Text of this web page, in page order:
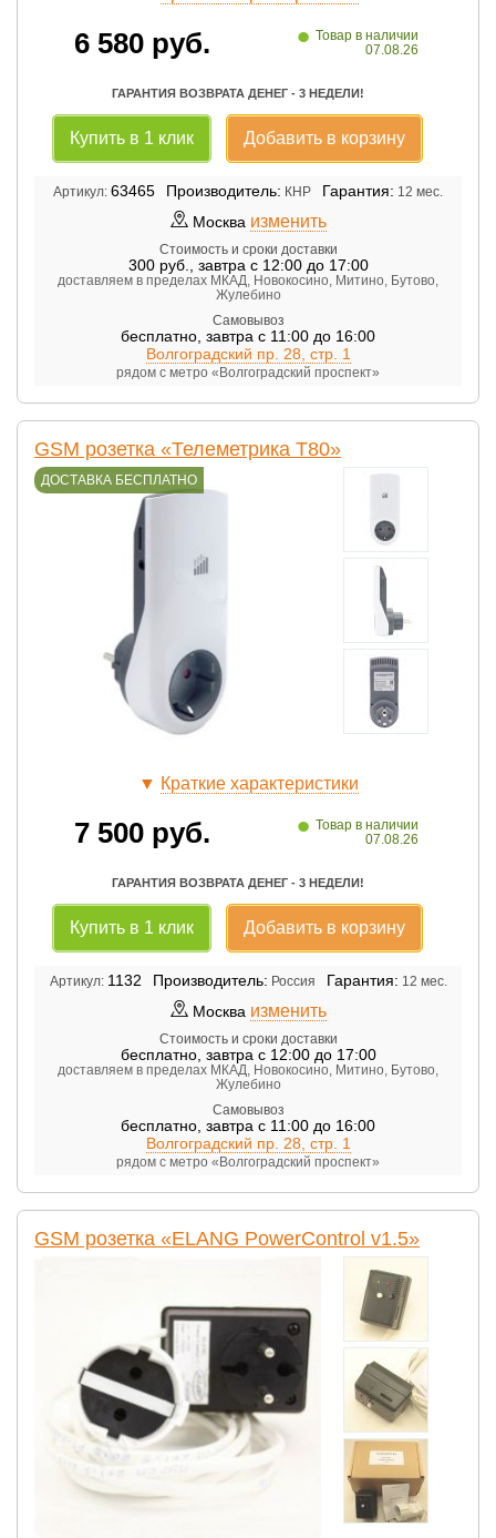
6 580 руб. • Товар в наличии
07.08.26
ГАРАНТИЯ ВОЗВРАТА ДЕНЕГ - 3 НЕДЕЛИ!
Купить в 1 клик Добавить в корзину
Артикул: 63465 Производитель: КНР Гарантия: 12 мес.
Москва изменить
Стоимость и сроки доставки
300руб. завтра с 12:00 до 17:00
доставляем в пределах МКАД, Новокосино, Митино, Бутово,
Жулебино
Самовывоз
бесплатно завтра с 11:00 до 16:00
Волгоградский пр. 28, стр. 1
рядом с метро «Волгоградский проспект»
GSM розетка «Телеметрика Т80»
ДОСТАВКА БЕСПЛАТНО
▼ Краткие характеристики
7 500 руб. • Товар в наличии
07.08.26
ГАРАНТИЯ ВОЗВРАТА ДЕНЕГ - 3 НЕДЕЛИ!
Купить в 1 клик Добавить в корзину
Артикул: 1132 Производитель: Россия Гарантия: 12 мес.
Москва изменить
Стоимость и сроки доставки
бесплатно, завтра с 12:00 до 17:00
доставляем в пределах МКАД, Новокосино, Митино, Бутово,
Жулебино
Самовывоз
бесплатно завтра с 11:00 до 16:00
Волгоградский пр. 28, стр. 1
рядом с метро «Волгоградский проспект»
GSM розетка «ELANG PowerControl v1.5»